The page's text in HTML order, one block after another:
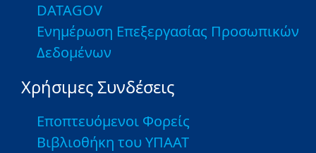
DATAGOV
Ενημέρωση Επεξεργασίας Προσωπικών
Δεδομένων
Χρήσιμες Συνδέσεις
Εποπτευόμενοι Φορείς
Βιβλιοθήκη του ΥΠΑΑΤ